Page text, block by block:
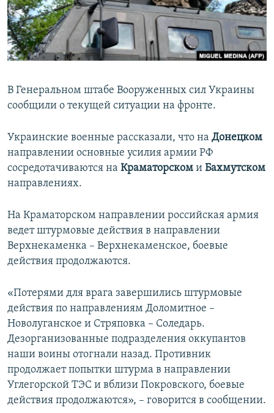
ПОБЕДИТЕЛЕЙ НЕ СУДЯТ?
КРЫМ.НЕПОКОРЕННЫЙ
ELIFBE
ПРИСОЕДИНЯЙТЕСЬ!
Все сайты RFE/RL
В Генеральном штабе Вооруженных сил Украины
сообщили о текущей ситуации на фронте.
Украинские военные рассказали, что на Донецком
направлении основные усилия армии РФ
сосредотачиваются на Краматорском и Бахмутском
направлениях.
На Краматорском направлении российская армия
ведет штурмовые действия в направлении
Верхнекаменка – Верхнекаменское, боевые
действия продолжаются.
«Потерями для врага завершились штурмовые
действия по направлениям Доломитное –
Новолуганское и Стряповка – Соледарь.
Дезорганизованные подразделения оккупантов
наши воины отогнали назад. Противник
продолжает попытки штурма в направлении
Углегорской ТЭС и вблизи Покровского, боевые
действия продолжаются», – говорится в сообщении.